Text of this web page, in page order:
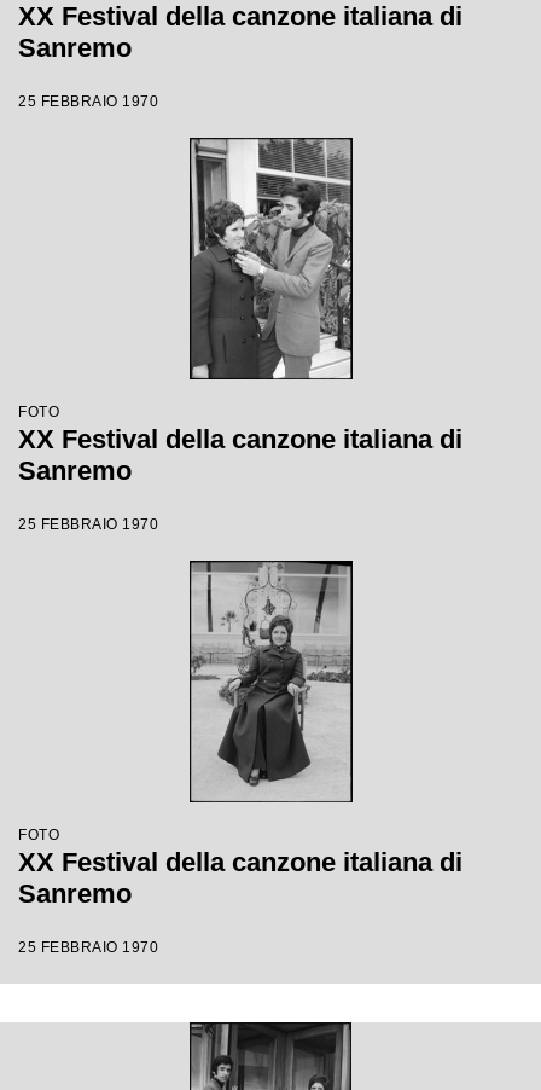
XX Festival della canzone italiana di
Sanremo
25 FEBBRAIO 1970
FOTO
XX Festival della canzone italiana di
Sanremo
25 FEBBRAIO 1970
FOTO
XX Festival della canzone italiana di
Sanremo
25 FEBBRAIO 1970